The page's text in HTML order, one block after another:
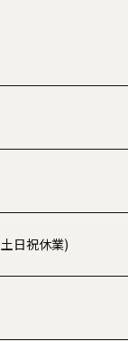
日祝休業)